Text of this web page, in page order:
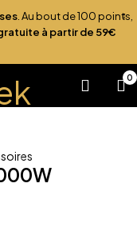
. Au bout de 100 points,
à partir de 59€
0